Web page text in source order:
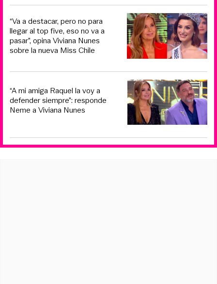
“Va a destacar, pero no para
llegar al top five, eso no va a
pasar”, opina Viviana Nunes
sobre la nueva Miss Chile
“A mi amiga Raquel la voy a
defender siempre”: responde
Neme a Viviana Nunes